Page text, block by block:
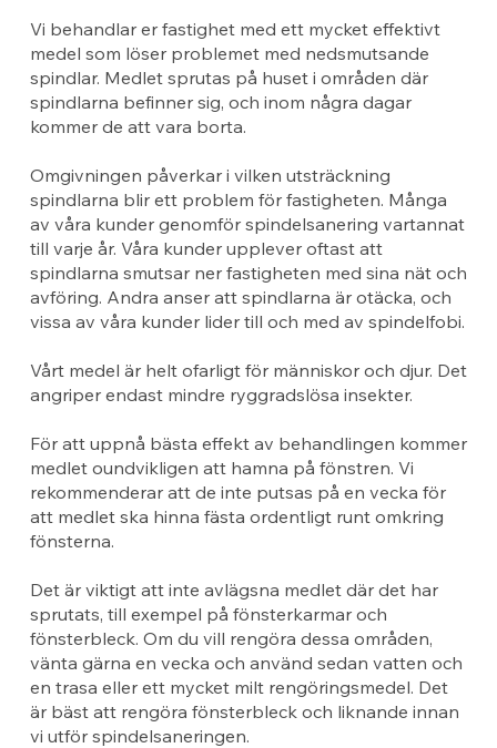
Vi behandlar er fastighet med ett mycket effektivt
medel som löser problemet med nedsmutsande
spindlar. Medlet sprutas på huset i områden där
spindlarna befinner sig, och inom några dagar
kommer de att vara borta.
Omgivningen påverkar i vilken utsträckning
spindlarna blir ett problem för fastigheten. Många
av våra kunder genomför spindelsanering vartannat
till varje år. Våra kunder upplever oftast att
spindlarna smutsar ner fastigheten med sina nät och
avföring. Andra anser att spindlarna är otäcka, och
vissa av våra kunder lider till och med av spindelfobi.
Vårt medel är helt ofarligt för människor och djur. Det
angriper endast mindre ryggradslösa insekter.
För att uppnå bästa effekt av behandlingen kommer
medlet oundvikligen att hamna på fönstren. Vi
rekommenderar att de inte putsas på en vecka för
att medlet ska hinna fästa ordentligt runt omkring
fönsterna.
Det är viktigt att inte avlägsna medlet där det har
sprutats, till exempel på fönsterkarmar och
fönsterbleck. Om du vill rengöra dessa områden,
vänta gärna en vecka och använd sedan vatten och
en trasa eller ett mycket milt rengöringsmedel. Det
är bäst att rengöra fönsterbleck och liknande innan
vi utför spindelsaneringen.